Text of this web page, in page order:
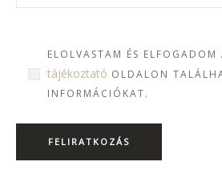
ELOLVASTAM ÉS ELFOGADOM
tájékoztató OLDALON
INFORMÁCIÓKAT.